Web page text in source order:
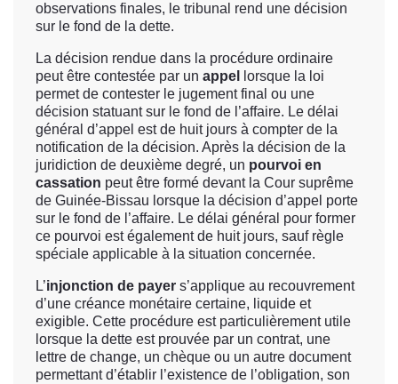
observations finales, le tribunal rend une décision
sur le fond de la dette.
La décision rendue dans la procédure ordinaire
peut être contestée par un appel
lorsque la loi
permet de contester le jugement final ou une
décision statuant sur le fond de l’affaire. Le délai
général d’appel est de huit jours à compter de la
notification de la décision. Après la décision de la
juridiction de deuxième degré, un pourvoi en
cassation peut être formé devant la Cour suprême
de Guinée-Bissau lorsque la décision d’appel porte
sur le fond de l’affaire. Le délai général pour former
ce pourvoi est également de huit jours, sauf règle
spéciale applicable à la situation concernée.
L’injonction de payer s’applique au recouvrement
d’une créance monétaire certaine, liquide et
exigible. Cette procédure est particulièrement utile
lorsque la dette est prouvée par un contrat, une
lettre de change, un chèque ou un autre document
permettant d’établir l’existence de l’obligation, son